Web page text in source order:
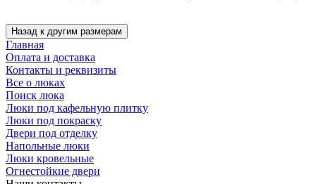
Главная
Оплата и доставка
Контакты и реквизиты
Все о люках
Поиск люка
Люки под кафельную плитку
Люки под покраску
Двери под отделку
Напольные люки
Люки кровельные
Огнестойкие двери